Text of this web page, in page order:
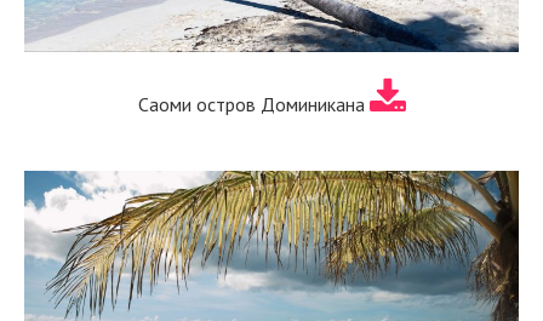
Саоми остров Доминикана